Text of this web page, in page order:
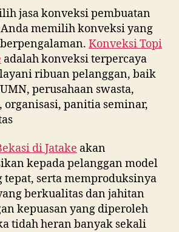
0815
995
6854
jasa konveksi pembuatan
memilih konveksi yang
Konveksi Topi
adalah konveksi terpercaya
ribuan pelanggan, baik
perusahaan swasta,
organisasi, panitia seminar,
diJatake akan
kepada pelanggan model
tepat, serta memproduksinya
berkualitas dan jahitan
kepuasan yang diperoleh
tidah heran banyak sekali